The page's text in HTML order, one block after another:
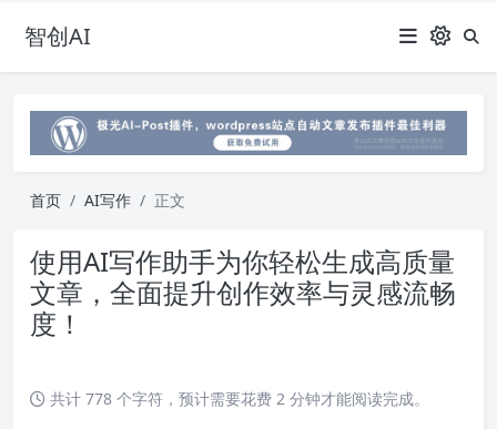
智创AI
首页 AI写作 正文
使用AI写作助手为你轻松生成高质量
文章，全面提升创作效率与灵感流畅
度！
共计 778 个字符，预计需要花费 2 分钟才能阅读完成。